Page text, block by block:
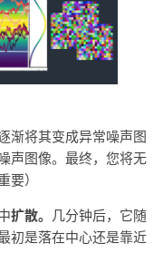
渐将其变成异常噪声图
声图像。最终，您将无
）
扩散。 几分钟后，它随
初是落在中心还是靠近